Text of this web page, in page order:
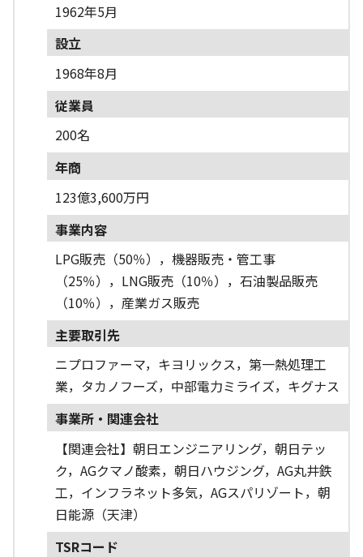
1962年5月
設立
1968年8月
従業員
200名
年商
123億3,600万円
事業内容
LPG販売（50％），機器販売・管工事
（25％），LNG販売（10％），石油製品販売
（10％），産業ガス販売
主要取引先
ニプロファーマ，キヨリックス，第一熱処理工
業，タカノフーズ，中部電力ミライズ，キグナス
事業所・関連会社
【関連会社】朝日エンジニアリング，朝日テッ
ク，AGクマノ酸素，朝日ハウジング，AG丸井鉄
工，インフラネット多気，AGスパリゾート，朝
日能源（天津）
TSRコード